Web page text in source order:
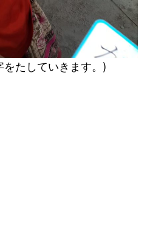
たしていきます。)